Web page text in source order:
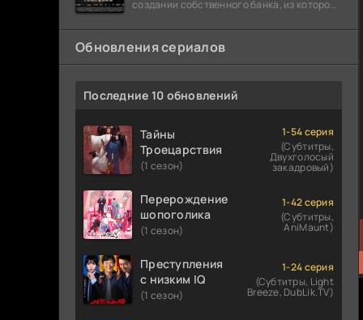
создании собственного банка, из которого
долларов. Однако,
Обновления сериалов
Последние 10 обновлений
Тайны
Троецарствия
(1 сезон)
1-54 серия
(Субтитры,
Двухголосый
закадровый)
Перерождение
шопоголика
(1 сезон)
1-42 серия
(Субтитры,
AniMaunt)
Преступления
с низким IQ
(1 сезон)
1-24 серия
(Субтитры, Light
Breeze, DubLik.TV)